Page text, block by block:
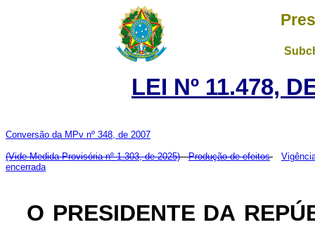
LEI Nº 11.478,
Conversão da MPv nº 348, de 2007
(Vide Medida Provisória nº 1.303, de 2025) Produção de efeitos
encerrada
O PRESIDENTE DA